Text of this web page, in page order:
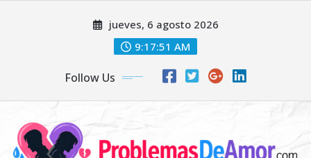
jueves, 6 agosto 2026
9:17:51 AM
Follow Us